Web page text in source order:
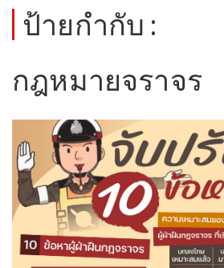
ป้ายกำกับ :
กฎหมายจราจร